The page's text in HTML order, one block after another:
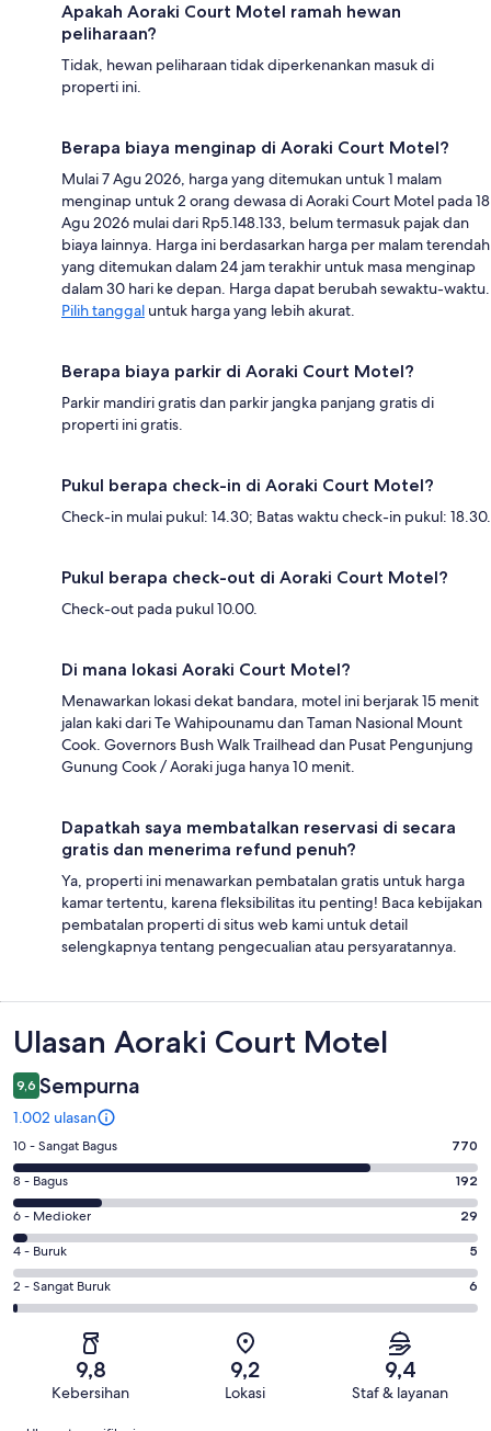
Apakah Aoraki Court Motel ramah hewan
peliharaan?
Tidak, hewan peliharaan tidak diperkenankan masuk di
properti ini.
Berapa biaya menginap di Aoraki Court Motel?
Mulai 7 Agu 2026, harga yang ditemukan untuk 1 malam
menginap untuk 2 orang dewasa di Aoraki Court Motel pada 18
Agu 2026 mulai dari Rp5.148.133, belum termasuk pajak dan
biaya lainnya. Harga ini berdasarkan harga per malam terendah
yang ditemukan dalam 24 jam terakhir untuk masa menginap
dalam 30 hari ke depan. Harga dapat berubah sewaktu-waktu.
Pilih tanggal untuk harga yang lebih akurat.
Berapa biaya parkir di Aoraki Court Motel?
Parkir mandiri gratis dan parkir jangka panjang gratis di
properti ini gratis.
Pukul berapa check-in di Aoraki Court Motel?
Check-in mulai pukul: 14.30; Batas waktu check-in pukul: 18.30.
Pukul berapa check-out di Aoraki Court Motel?
Check-out pada pukul 10.00.
Di mana lokasi Aoraki Court Motel?
Menawarkan lokasi dekat bandara, motel ini berjarak 15 menit
jalan kaki dari Te Wahipounamu dan Taman Nasional Mount
Cook. Governors Bush Walk Trailhead dan Pusat Pengunjung
Gunung Cook / Aoraki juga hanya 10 menit.
Dapatkah saya membatalkan reservasi di secara
gratis dan menerima refund penuh?
Ya, properti ini menawarkan pembatalan gratis untuk harga
kamar tertentu, karena fleksibilitas itu penting! Baca kebijakan
pembatalan properti di situs web kami untuk detail
selengkapnya tentang pengecualian atau persyaratannya.
Ulasan
Ulasan Aoraki Court Motel
9,6 Sempurna
1.002 ulasan
Penilaian
10
-
Sangat
Bagus.
770
dari
1002
10 - Sangat Bagus 770
Penilaian
8
-
Bagus.
192
dari
8 - Bagus 192
Penilaian
6
-
Medioker.
29
6 - Medioker 29
Penilaian
4
-
4 - Buruk 5
Penilaian
2
dari
2 - Sangat Buruk 6
9,8
Kebersihan
9,2
Lokasi
9,4
Staf & layanan